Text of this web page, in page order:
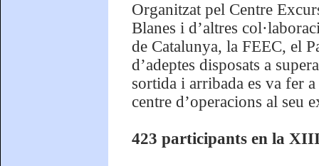
Organitzat pel Centre
Blanes i d’altres
de Catalunya, la FEEC, el
d’adeptes disposats a
sortida i arribada es va fer
centre d’operacions al seu
423 participants en la